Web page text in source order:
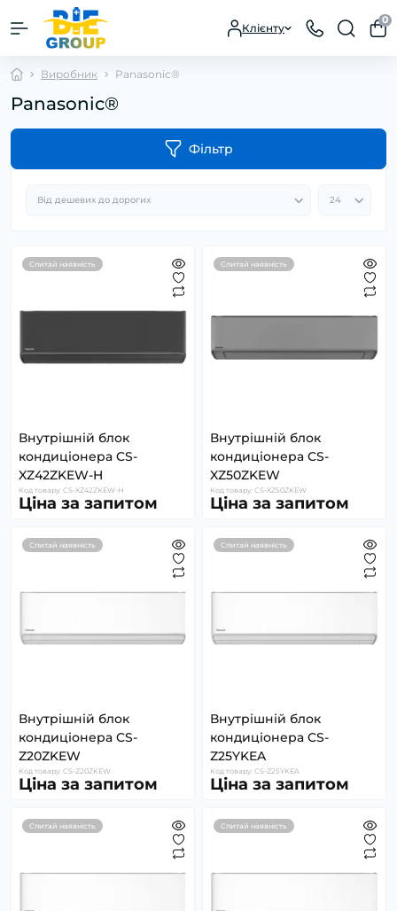
Клієнту
0
Виробник Panasonic®
Panasonic®
Фільтр
Спитай наявність
Внутрішній блок
кондиціонера CS-
XZ42ZKEW-H
Код товару: CS-XZ42ZKEW-H
Ціна за запитом
Спитай наявність
Внутрішній блок
кондиціонера CS-
XZ50ZKEW
Код товару: CS-XZ50ZKEW
Ціна за запитом
Спитай наявність
Внутрішній блок
кондиціонера CS-
Z20ZKEW
Код товару: CS-Z20ZKEW
Ціна за запитом
Спитай наявність
Внутрішній блок
кондиціонера CS-
Z25YKEA
Код товару: CS-Z25YKEA
Ціна за запитом
Спитай наявність Спитай наявність